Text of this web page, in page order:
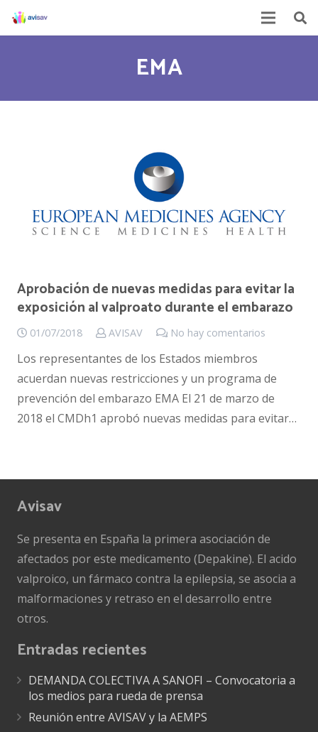
EMA
Aprobación de nuevas medidas para evitar la
exposición al valproato durante el embarazo
01/07/2018 AVISAV No hay comentarios
Los representantes de los Estados miembros
acuerdan nuevas restricciones y un programa de
prevención del embarazo EMA El 21 de marzo de
2018 el CMDh1 aprobó nuevas medidas para evitar…
Avisav
Se presenta en España la primera asociación de
afectados por este medicamento (Depakine). El acido
valproico, un fármaco contra la epilepsia, se asocia a
malformaciones y retraso en el desarrollo entre
otros.
Entradas recientes
DEMANDA COLECTIVA A SANOFI – Convocatoria a
los medios para rueda de prensa
Reunión entre AVISAV y la AEMPS